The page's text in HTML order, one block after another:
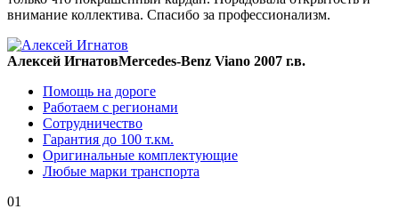
внимание коллектива. Спасибо за профессионализм.
Алексей ИгнатовMercedes-Benz Viano 2007 г.в.
Помощь на дороге
Работаем с регионами
Сотрудничество
Гарантия до 100 т.км.
Оригинальные комплектующие
Любые марки транспорта
01